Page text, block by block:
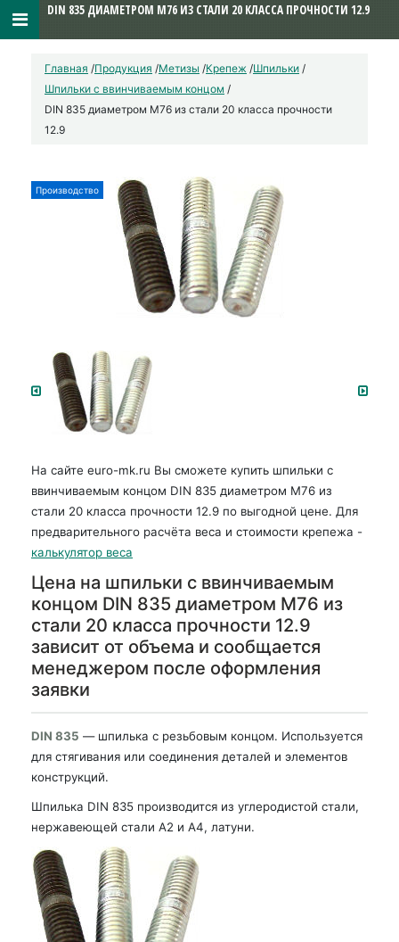
Главная /Продукция /Метизы /Крепеж /Шпильки /
Шпильки с ввинчиваемым концом /
DIN 835 диаметром М76 из стали 20 класса прочности
12.9
Производство
На сайте euro-mk.ru Вы сможете купить шпильки с
ввинчиваемым концом DIN 835 диаметром М76 из
стали 20 класса прочности 12.9 по выгодной цене. Для
предварительного расчёта веса и стоимости крепежа -
калькулятор веса
Цена на шпильки с ввинчиваемым
концом DIN 835 диаметром М76 из
стали 20 класса прочности 12.9
зависит от объема и сообщается
менеджером после оформления
заявки
DIN 835 — шпилька с резьбовым концом. Используется
для стягивания или соединения деталей и элементов
конструкций.
Шпилька DIN 835 производится из углеродистой стали,
нержавеющей стали А2 и А4, латуни.
DIN 835 ДИАМЕТРОМ М76 ИЗ СТАЛИ 20 КЛАССА ПРОЧНОСТИ 12.9